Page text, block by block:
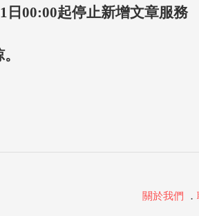
日00:00起停止新增文章服務
關於我們 ．